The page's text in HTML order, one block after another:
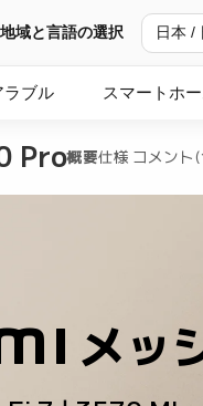
域と言語の選択 日本 /
ラブル スマートホ
Pro概要仕様 コメント
ッシ